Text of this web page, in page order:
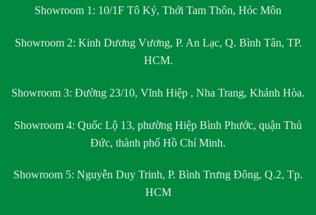
Showroom 1: 10/1F Tô Ký, Thới Tam Thôn, Hóc Môn
Showroom 2: Kinh Dương Vương, P. An Lạc, Q. Bình Tân, TP.
HCM.
Showroom 3: Đường 23/10, Vĩnh Hiệp , Nha Trang, Khánh Hòa.
Showroom 4: Quốc Lộ 13, phường Hiệp Bình Phước, quận Thủ
Đức, thành phố Hồ Chí Minh.
Showroom 5: Nguyễn Duy Trinh, P. Bình Trưng Đông, Q.2, Tp.
HCM